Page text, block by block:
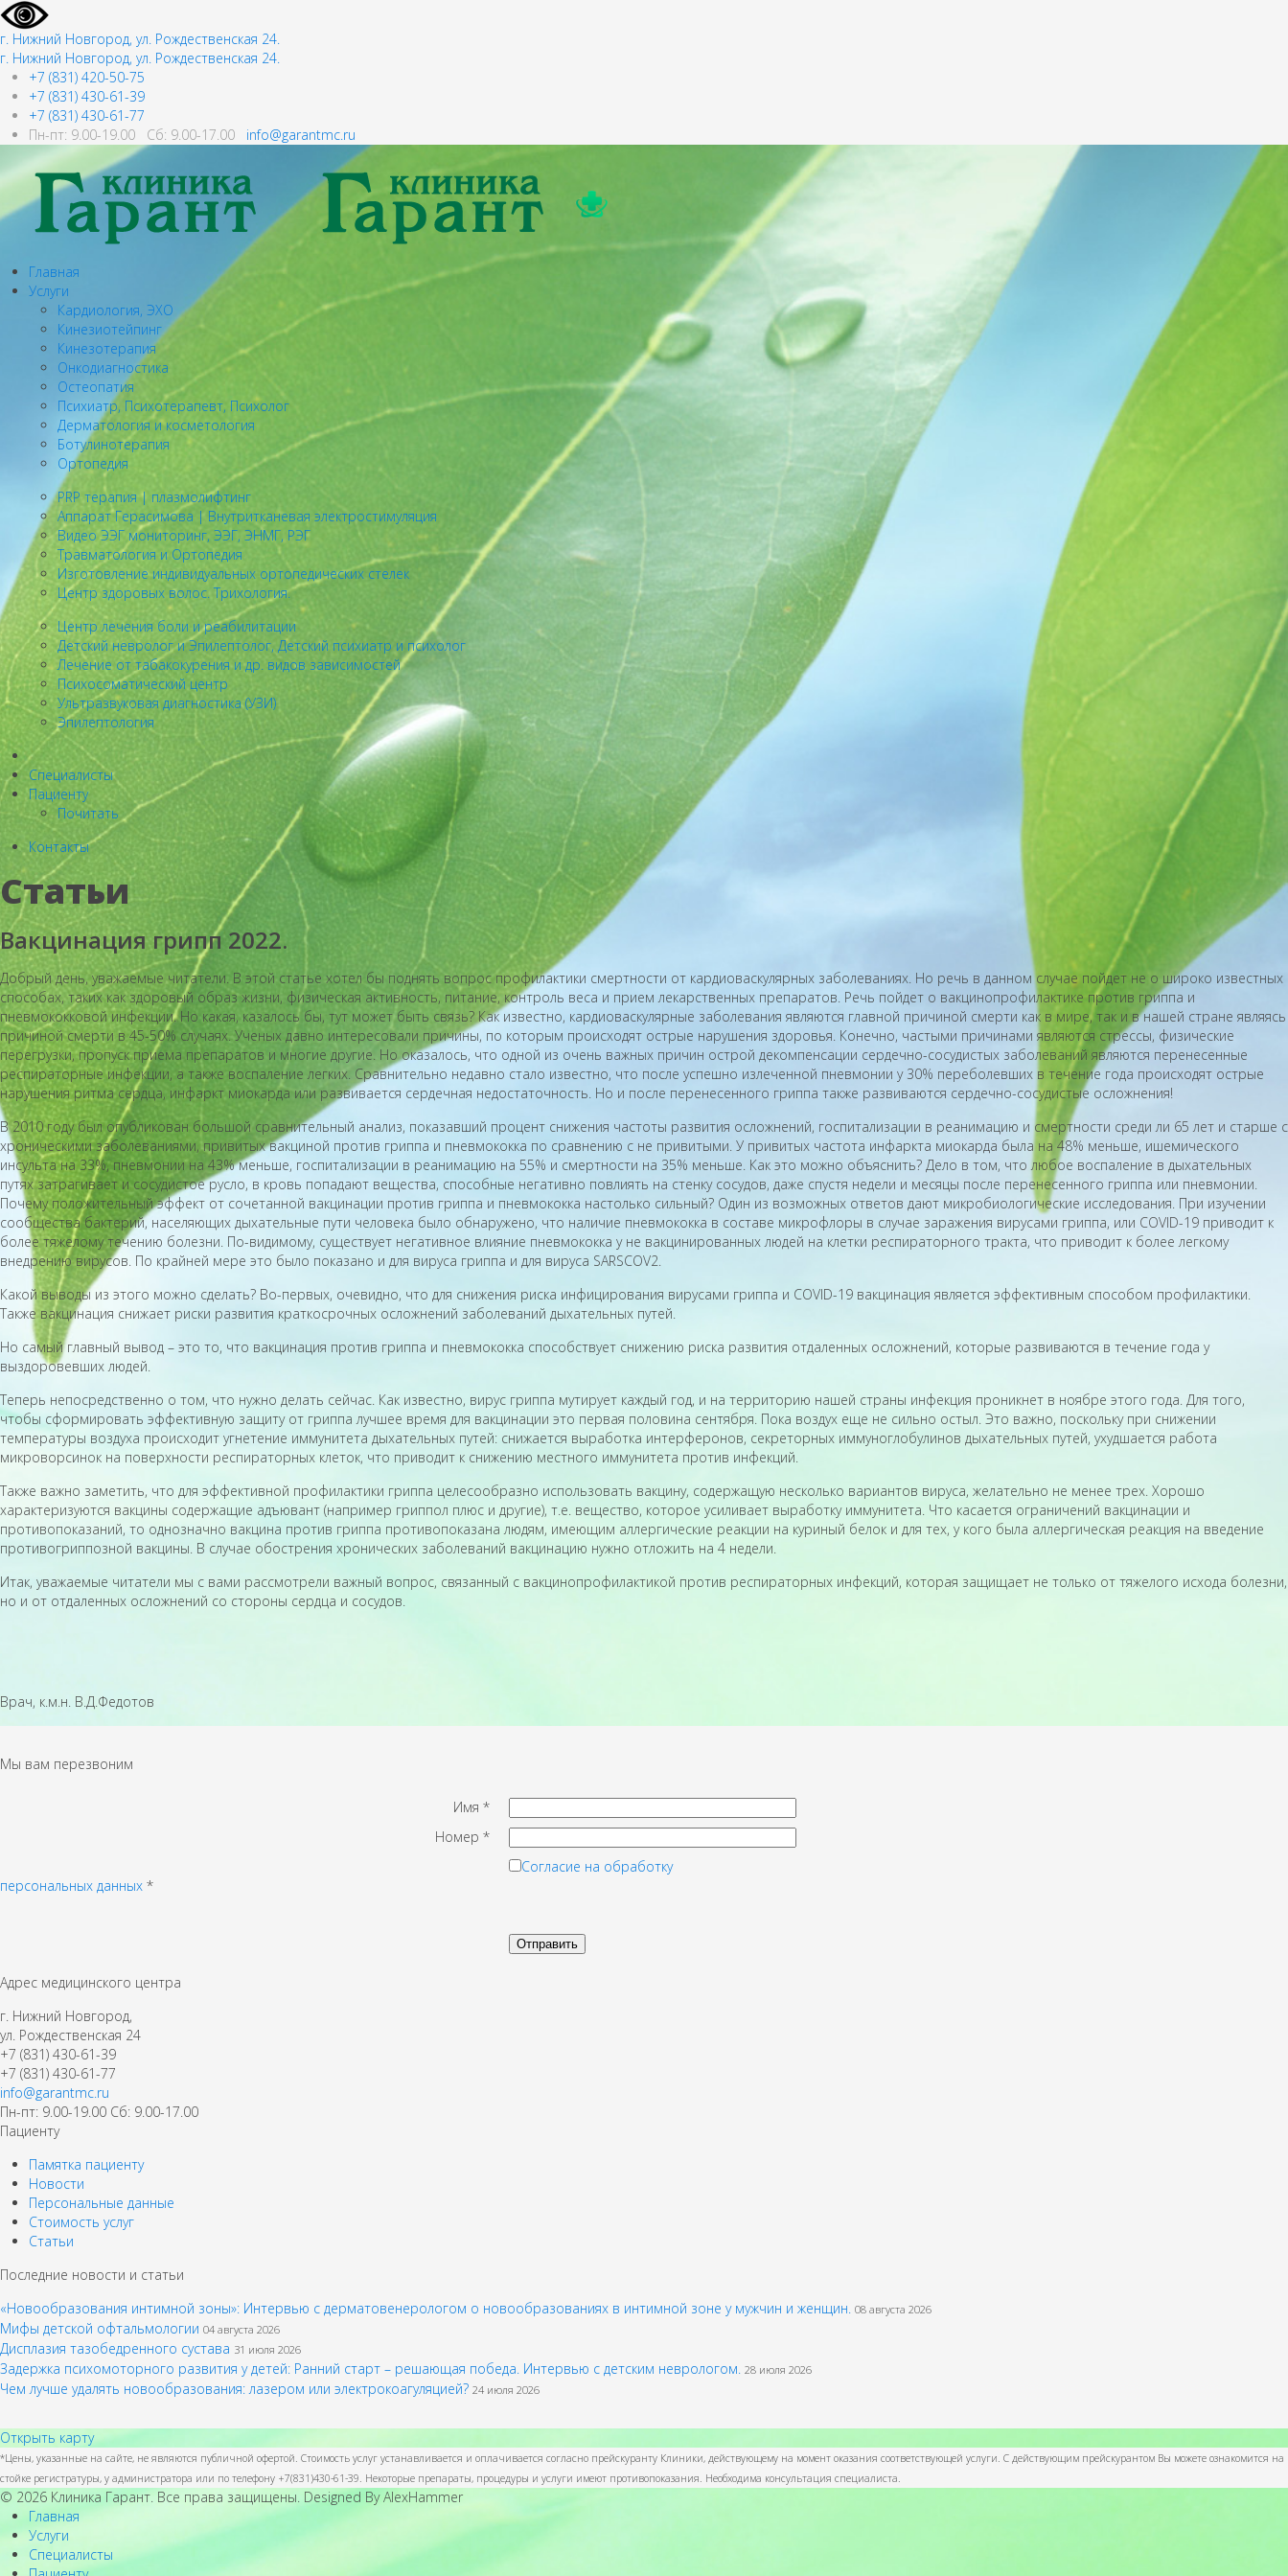
г. Нижний Новгород, ул. Рождественская 24.
г. Нижний Новгород, ул. Рождественская 24.
+7 (831) 420-50-75
+7 (831) 430-61-39
+7 (831) 430-61-77
Пн-пт: 9.00-19.00 Сб: 9.00-17.00 info@garantmc.ru
Главная
Услуги
Кардиология, ЭХО
Кинезиотейпинг
Кинезотерапия
Онкодиагностика
Остеопатия
Психиатр, Психотерапевт, Психолог
Дерматология и косметология
Ботулинотерапия
Ортопедия
PRP терапия | плазмолифтинг
Аппарат Герасимова | Внутритканевая электростимуляция
Видео ЭЭГ мониторинг, ЭЭГ, ЭНМГ, РЭГ
Травматология и Ортопедия
Изготовление индивидуальных ортопедических стелек
Центр здоровых волос. Трихология.
Центр лечения боли и реабилитации
Детский невролог и Эпилептолог, Детский психиатр и психолог
Лечение от табакокурения и др. видов зависимостей
Психосоматический центр
Ультразвуковая диагностика (УЗИ)
Эпилептология
Специалисты
Пациенту
Почитать
Контакты
Статьи
Вакцинация грипп 2022.
Добрый день, уважаемые читатели. В этой статье хотел бы поднять вопрос профилактики смертности от кардиоваскулярных заболеваниях. Но речь в данном случае пойдет не о широко известных
способах, таких как здоровый образ жизни, физическая активность, питание, контроль веса и прием лекарственных препаратов. Речь пойдет о вакцинопрофилактике против гриппа и
пневмококковой инфекции. Но какая, казалось бы, тут может быть связь? Как известно, кардиоваскулярные заболевания являются главной причиной смерти как в мире, так и в нашей стране являясь
причиной смерти в 45-50% случаях. Ученых давно интересовали причины, по которым происходят острые нарушения здоровья. Конечно, частыми причинами являются стрессы, физические
перегрузки, пропуск приема препаратов и многие другие. Но оказалось, что одной из очень важных причин острой декомпенсации сердечно-сосудистых заболеваний являются перенесенные
респираторные инфекции, а также воспаление легких. Сравнительно недавно стало известно, что после успешно излеченной пневмонии у 30% переболевших в течение года происходят острые
нарушения ритма сердца, инфаркт миокарда или развивается сердечная недостаточность. Но и после перенесенного гриппа также развиваются сердечно-сосудистые осложнения!
В 2010 году был опубликован большой сравнительный анализ, показавший процент снижения частоты развития осложнений, госпитализации в реанимацию и смертности среди ли 65 лет и старше с
хроническими заболеваниями, привитых вакциной против гриппа и пневмококка по сравнению с не привитыми. У привитых частота инфаркта миокарда была на 48% меньше, ишемического
инсульта на 33%, пневмонии на 43% меньше, госпитализации в реанимацию на 55% и смертности на 35% меньше. Как это можно объяснить? Дело в том, что любое воспаление в дыхательных
путях затрагивает и сосудистое русло, в кровь попадают вещества, способные негативно повлиять на стенку сосудов, даже спустя недели и месяцы после перенесенного гриппа или пневмонии.
Почему положительный эффект от сочетанной вакцинации против гриппа и пневмококка настолько сильный? Один из возможных ответов дают микробиологические исследования. При изучении
сообщества бактерий, населяющих дыхательные пути человека было обнаружено, что наличие пневмококка в составе микрофлоры в случае заражения вирусами гриппа, или COVID-19 приводит к
более тяжелому течению болезни. По-видимому, существует негативное влияние пневмококка у не вакцинированных людей на клетки респираторного тракта, что приводит к более легкому
внедрению вирусов. По крайней мере это было показано и для вируса гриппа и для вируса SARSCOV2.
Какой выводы из этого можно сделать? Во-первых, очевидно, что для снижения риска инфицирования вирусами гриппа и COVID-19 вакцинация является эффективным способом профилактики.
Также вакцинация снижает риски развития краткосрочных осложнений заболеваний дыхательных путей.
Но самый главный вывод – это то, что вакцинация против гриппа и пневмококка способствует снижению риска развития отдаленных осложнений, которые развиваются в течение года у
выздоровевших людей.
Теперь непосредственно о том, что нужно делать сейчас. Как известно, вирус гриппа мутирует каждый год, и на территорию нашей страны инфекция проникнет в ноябре этого года. Для того,
чтобы сформировать эффективную защиту от гриппа лучшее время для вакцинации это первая половина сентября. Пока воздух еще не сильно остыл. Это важно, поскольку при снижении
температуры воздуха происходит угнетение иммунитета дыхательных путей: снижается выработка интерферонов, секреторных иммуноглобулинов дыхательных путей, ухудшается работа
микроворсинок на поверхности респираторных клеток, что приводит к снижению местного иммунитета против инфекций.
Также важно заметить, что для эффективной профилактики гриппа целесообразно использовать вакцину, содержащую несколько вариантов вируса, желательно не менее трех. Хорошо
характеризуются вакцины содержащие адъювант (например гриппол плюс и другие), т.е. вещество, которое усиливает выработку иммунитета. Что касается ограничений вакцинации и
противопоказаний, то однозначно вакцина против гриппа противопоказана людям, имеющим аллергические реакции на куриный белок и для тех, у кого была аллергическая реакция на введение
противогриппозной вакцины. В случае обострения хронических заболеваний вакцинацию нужно отложить на 4 недели.
Итак, уважаемые читатели мы с вами рассмотрели важный вопрос, связанный с вакцинопрофилактикой против респираторных инфекций, которая защищает не только от тяжелого исхода болезни,
но и от отдаленных осложнений со стороны сердца и сосудов.
Врач, к.м.н. В.Д.Федотов
Мы вам перезвоним
Имя *
Номер *
Согласие на обработку
персональных данных *
Адрес медицинского центра
г. Нижний Новгород,
ул. Рождественская 24
+7 (831) 430-61-39
+7 (831) 430-61-77
info@garantmc.ru
Пн-пт: 9.00-19.00 Сб: 9.00-17.00
Пациенту
Памятка пациенту
Новости
Персональные данные
Стоимость услуг
Статьи
Последние новости и статьи
«Новообразования интимной зоны»: Интервью с дерматовенерологом о новообразованиях в интимной зоне у мужчин и женщин. 08 августа 2026
Мифы детской офтальмологии 04 августа 2026
Дисплазия тазобедренного сустава 31 июля 2026
Задержка психомоторного развития у детей: Ранний старт – решающая победа. Интервью с детским неврологом. 28 июля 2026
Чем лучше удалять новообразования: лазером или электрокоагуляцией? 24 июля 2026
Открыть карту
*Цены, указанные на сайте, не являются публичной офертой. Стоимость услуг устанавливается и оплачивается согласно прейскуранту Клиники, действующему на момент оказания соответствующей услуги. С действующим прейскурантом Вы можете ознакомится на
стойке регистратуры, у администратора или по телефону +7(831)430-61-39. Некоторые препараты, процедуры и услуги имеют противопоказания. Необходима консультация специалиста.
© 2026 Клиника Гарант. Все права защищены. Designed By AlexHammer
Главная
Услуги
Специалисты